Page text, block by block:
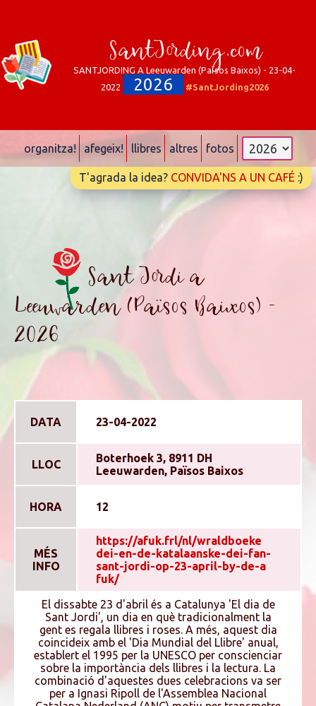
SantJording.com
SANTJORDING A Leeuwarden (Països Baixos) - 23-04-
2022
2026 #SantJording2026
organitza! afegeix! llibres altres fotos
T'agrada la idea? CONVIDA'NS A UN CAFÉ :)
Sant Jordi a
Leeuwarden (Països Baixos) -
2026
DATA 23-04-2022
LLOC
Boterhoek 3, 8911 DH
Leeuwarden, Països Baixos
HORA 12
MÉS
INFO
https://afuk.frl/nl/wraldboeke
dei-en-de-katalaanske-dei-fan-
sant-jordi-op-23-april-by-de-a
fuk/
El dissabte 23 d'abril és a Catalunya 'El dia de
Sant Jordi', un dia en què tradicionalment la
gent es regala llibres i roses. A més, aquest dia
coincideix amb el 'Dia Mundial del Llibre' anual,
establert el 1995 per la UNESCO per conscienciar
sobre la importància dels llibres i la lectura. La
combinació d'aquestes dues celebracions va ser
per a Ignasi Ripoll de l'Assemblea Nacional